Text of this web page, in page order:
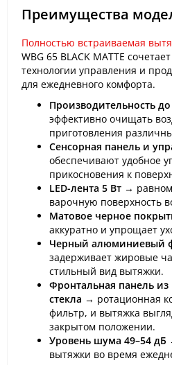
Преимущества
Полностью встраиваемая
WBG 65 BLACK MATTE
технологии управления и
для ежедневного комфорта.
Производительность
эффективно очищать
приготовления
Сенсорная панель и
обеспечивают удобное
прикосновения к
LED-лента 5 Вт →
варочную поверхность
Матовое черное
аккуратно и упрощает
Черный алюминиевый
задерживает жировые
стильный вид вытяжки.
Фронтальная панель из
стекла → ротационная
фильтр, и вытяжка
закрытом положении.
Уровень шума 49–54 дБ
вытяжки во время